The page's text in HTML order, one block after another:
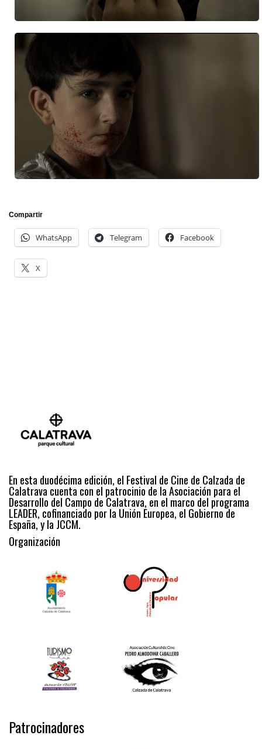
Compartir
WhatsApp Telegram Facebook
X
En esta duodécima edición, el Festival de Cine de Calzada de
Calatrava cuenta con el patrocinio de la Asociación para el
Desarrollo del Campo de Calatrava, en el marco del programa
LEADER, cofinanciado por la Unión Europea, el Gobierno de
España, y la JCCM.
Organización
Patrocinadores